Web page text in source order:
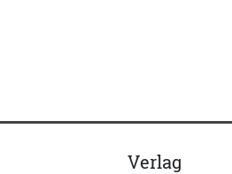
Verlag